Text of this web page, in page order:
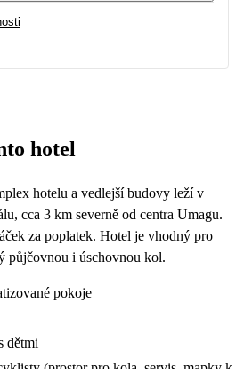
14
21 22 23 24 25
hotel
hotelu a vedlejší budovy leží v
cca 3 km severně od centra Umagu.
za poplatek. Hotel je vhodný pro
půjčovnou i úschovnou kol.
pokoje
dětmi